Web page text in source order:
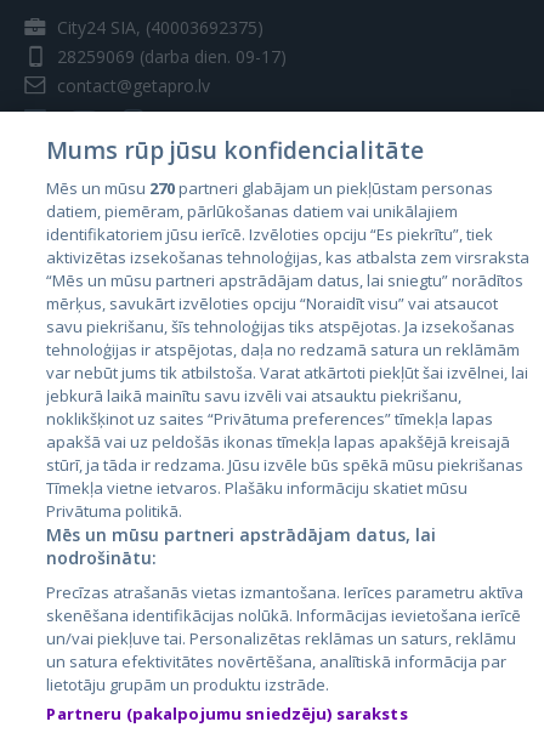
City24 SIA, (40003692375)
28259069 (darba dien. 09-17)
contact@getapro.lv
Valstis
Igaunija
Latvija
Lietuva
City24.lv
City24.ee
GetaPro.lv
GetaPro.ee
Skelbiu.lt
Autoplius.lt
Kainos.lt
Paslaugos.lt
auto24.ee
KV.ee
Osta.ee
Mums rūp jūsu konfidencialitāte
Mēs un mūsu 270partneri glabājam un piekļūstam personas
datiem, piemēram, pārlūkošanas datiem vai unikālajiem
identifikatoriem jūsu ierīcē. Izvēloties opciju “Es piekrītu”, tiek
aktivizētas izsekošanas tehnoloģijas, kas atbalsta zem virsraksta
“Mēs un mūsu partneri apstrādājam datus, lai sniegtu” norādītos
mērķus, savukārt izvēloties opciju “Noraidīt visu” vai atsaucot
savu piekrišanu, šīs tehnoloģijas tiks atspējotas. Ja izsekošanas
tehnoloģijas ir atspējotas, daļa no redzamā satura un reklāmām
var nebūt jums tik atbilstoša. Varat atkārtoti piekļūt šai izvēlnei, lai
jebkurā laikā mainītu savu izvēli vai atsauktu piekrišanu,
noklikšķinot uz saites “Privātuma preferences” tīmekļa lapas
apakšā vai uz peldošās ikonas tīmekļa lapas apakšējā kreisajā
stūrī, ja tāda ir redzama. Jūsu izvēle būs spēkā mūsu piekrišanas
Tīmekļa vietne ietvaros. Plašāku informāciju skatiet mūsu
Privātuma politikā.
Mēs un mūsu partneri apstrādājam datus, lai
nodrošinātu:
Precīzas atrašanās vietas izmantošana. Ierīces parametru aktīva
skenēšana identifikācijas nolūkā. Informācijas ievietošana ierīcē
un/vai piekļuve tai. Personalizētas reklāmas un saturs, reklāmu
un satura efektivitātes novērtēšana, analītiskā informācija par
lietotāju grupām un produktu izstrāde.
Partneru (pakalpojumu sniedzēju) saraksts